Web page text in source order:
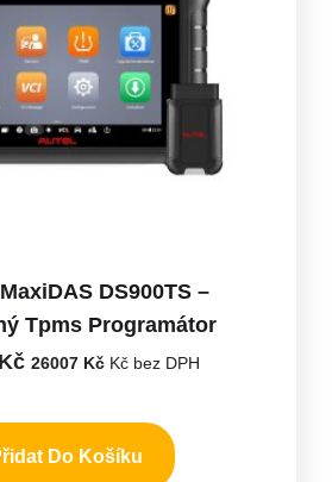
DS900TS –
Tpms Programátor
Kč 26007 KčKč bez DPH
Do Košíku